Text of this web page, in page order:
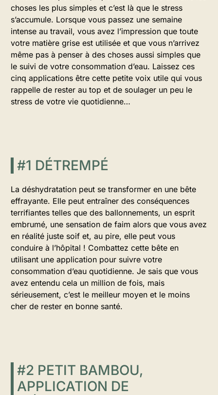
choses les plus simples et c’est là que le stress
s’accumule. Lorsque vous passez une semaine
intense au travail, vous avez l’impression que toute
votre matière grise est utilisée et que vous n’arrivez
même pas à penser à des choses aussi simples que
le suivi de votre consommation d’eau. Laissez ces
cinq applications être cette petite voix utile qui vous
rappelle de rester au top et de soulager un peu le
stress de votre vie quotidienne…
#1 DÉTREMPÉ
La déshydratation peut se transformer en une bête
effrayante. Elle peut entraîner des conséquences
terrifiantes telles que des ballonnements, un esprit
embrumé, une sensation de faim alors que vous avez
en réalité juste soif et, au pire, elle peut vous
conduire à l’hôpital ! Combattez cette bête en
utilisant une application pour suivre votre
consommation d’eau quotidienne. Je sais que vous
avez entendu cela un million de fois, mais
sérieusement, c’est le meilleur moyen et le moins
cher de rester en bonne santé.
#2 PETIT BAMBOU,
APPLICATION DE